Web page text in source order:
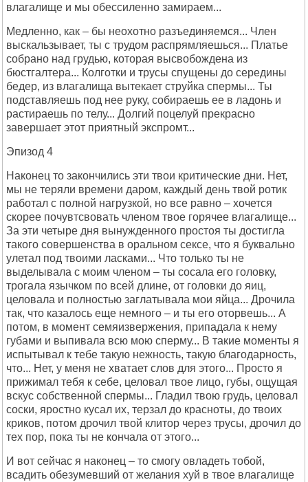
влагалище и мы обессиленно замираем...
Медленно, как – бы неохотно разъединяемся... Член
выскальзывает, ты с трудом распрямляешься... Платье
собрано над грудью, которая высвобождена из
бюстгалтера... Колготки и трусы спущены до середины
бедер, из влагалища вытекает струйка спермы... Ты
подставляешь под нее руку, собираешь ее в ладонь и
растираешь по телу... Долгий поцелуй прекрасно
завершает этот приятный экспромт...
Эпизод 4
Наконец то закончились эти твои критические дни. Нет,
мы не теряли времени даром, каждый день твой ротик
работал с полной нагрузкой, но все равно – хочется
скорее почувтсвовать членом твое горячее влагалище...
За эти четыре дня вынужденного простоя ты достигла
такого совершенства в оральном сексе, что я буквально
улетал под твоими ласками... Что только ты не
выделывала с моим членом – ты сосала его головку,
трогала язычком по всей длине, от головки до яиц,
целовала и полностью заглатывала мои яйца... Дрочила
так, что казалось еще немного – и ты его оторвешь... А
потом, в момент семяизвержения, припадала к нему
губами и выпивала всю мою сперму... В такие моменты я
испытывал к тебе такую нежность, такую благодарность,
что... Нет, у меня не хватает слов для этого... Просто я
прижимал тебя к себе, целовал твое лицо, губы, ощущая
вскус собственной спермы... Гладил твою грудь, целовал
соски, яростно кусал их, терзал до красноты, до твоих
криков, потом дрочил твой клитор через трусы, дрочил до
тех пор, пока ты не кончала от этого...
И вот сейчас я наконец – то смогу овладеть тобой,
всадить обезумевший от желания хуй в твое влагалище